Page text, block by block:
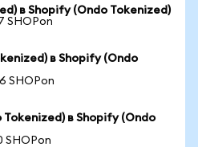
в Shopify (Ondo Tokenized)
SHOPon
в Shopify (Ondo
SHOPon
в Shopify (Ondo
SHOPon